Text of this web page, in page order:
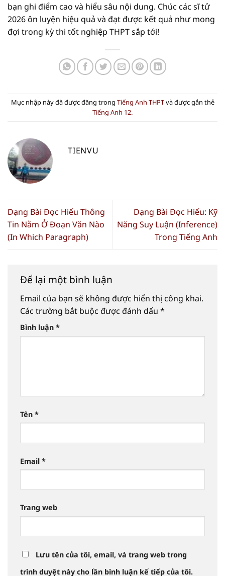
bạn ghi điểm cao và hiểu sâu nội dung. Chúc các sĩ tử
2026 ôn luyện hiệu quả và đạt được kết quả như mong
đợi trong kỳ thi tốt nghiệp THPT sắp tới!
Mục nhập này đã được đăng trong Tiếng Anh THPTvà được gắn thẻ
Tiếng Anh 12.
TIENVU
Dạng Bài Đọc Hiểu Thông
Tin Nằm Ở Đoạn Văn Nào
(In Which Paragraph)
Dạng Bài Đọc Hiểu: Kỹ
Năng Suy Luận (Inference)
Trong Tiếng Anh
Để lại một bình luận
Email của bạn sẽ không được hiển thị công khai.
Các trường bắt buộc được đánh dấu *
Bình luận *
Tên *
Email *
Trang web
Lưu tên của tôi, email, và trang web trong
trình duyệt này cho lần bình luận kế tiếp của tôi.